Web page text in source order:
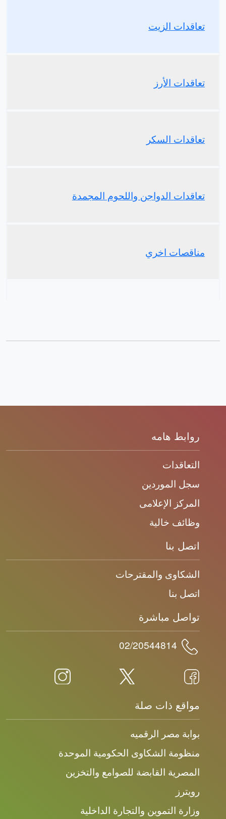
تعاقدات الزيت
تعاقدات الأرز
تعاقدات السكر
تعاقدات الدواجن واللحوم المجمدة
مناقصات اخري
روابط هامه
التعاقدات
سجل الموردين
المركز الإعلامى
وظائف خالية
اتصل بنا
الشكاوى والمقترحات
اتصل بنا
تواصل مباشرة
مواقع ذات صلة
بوابة مصر الرقميه
منظومة الشكاوى الحكومية الموحدة
المصرية القابضة للصوامع والتخزين
رويترز
وزارة التموين والتجارة الداخلية